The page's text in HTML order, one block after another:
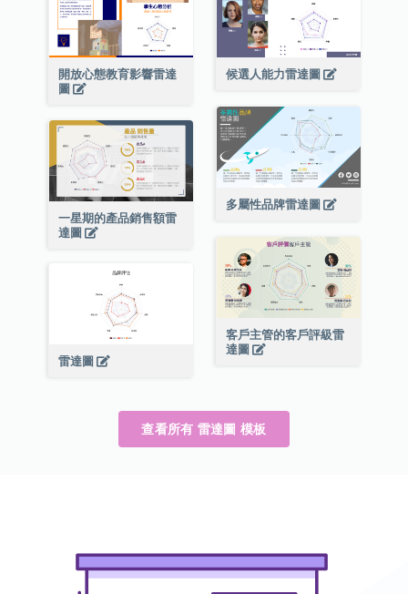
開放心態教育影響雷達
圖
候選人能力雷達圖
多屬性品牌雷達圖
一星期的產品銷售額雷
達圖
客戶主管的客戶評級雷
達圖
雷達圖
查看所有 雷達圖 模板